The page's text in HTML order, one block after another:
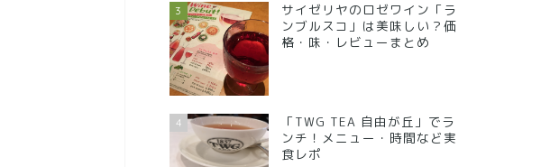
3
サイゼリヤのロゼワイン「ラ
ンブルスコ」は美味しい？価
格・味・レビューまとめ
4
「TWG TEA 自由が丘」でラ
ンチ！メニュー・時間など実
食レポ